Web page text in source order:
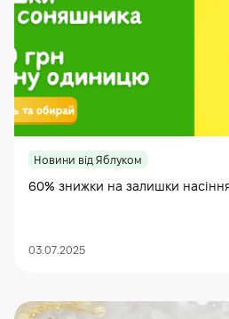
Новини від Яблуком
60% знижки на залишки
03.07.2025